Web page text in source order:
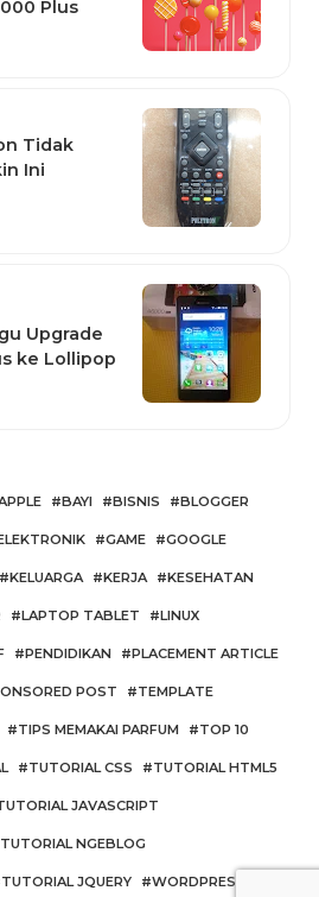
Plus
Tidak
Ini
Upgrade
ke Lollipop
BAYI BISNIS BLOGGER
GAME GOOGLE
KELUARGA KERJA KESEHATAN
LAPTOP TABLET LINUX
PENDIDIKAN PLACEMENT ARTICLE
POST TEMPLATE
TIPS MEMAKAI PARFUM TOP 10
TUTORIAL CSS TUTORIAL HTML5
JAVASCRIPT
TUTORIAL NGEBLOG
TUTORIAL JQUERY WORDPRESS